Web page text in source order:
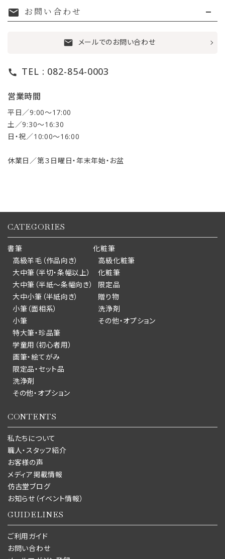
mail お問い合わせ
mail メールでのお問い合わせ
call TEL : 082-854-0003
営業時間
平日／9:00〜17:00
土／9:30〜16:30
日・祝／10:00〜16:00
休業日／第３日曜日・年末年始・お盆
CATEGORIES
書筆
高級羊毛（作品向き）
大中筆（半切・条幅以上）
大中筆（半紙～条幅向き）
大中小筆（半紙向き）
小筆（面相系）
小筆
特大筆・珍品筆
学童用（初心者用）
画筆・絵てがみ
限定品・セット品
洗浄剤
その他・オプション
化粧筆
高級化粧筆
化粧筆
限定品
贈り物
洗浄剤
その他・オプション
CONTENTS
私たちについて
職人・スタッフ紹介
お客様の声
メディア掲載情報
仿古堂ブログ
お知らせ（イベント情報）
GUIDELINES
ご利用ガイド
お問い合わせ